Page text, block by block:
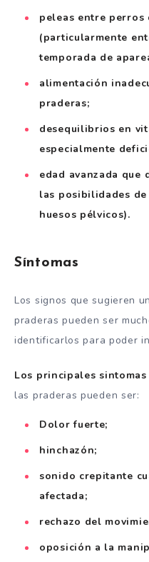
peleas entre perros
(particularmente
temporada de
alimentación
praderas;
desequilibrios en
especialmente
edad avanzada que
las posibilidades
huesos pélvicos).
Síntomas
Los signos que sugieren
praderas pueden ser
identificarlos para poder
Los principales sintomas
las praderas pueden ser:
Dolor fuerte;
hinchazón;
sonido crepitante
afectada;
rechazo del
oposición a la